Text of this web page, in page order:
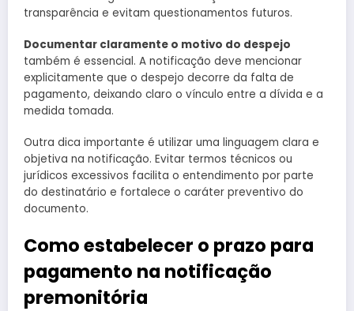
transparência e evitam questionamentos futuros.
Documentar claramente o motivo do despejo
também é essencial. A notificação deve mencionar
explicitamente que o despejo decorre da falta de
pagamento, deixando claro o vínculo entre a dívida e a
medida tomada.
Outra dica importante é utilizar uma linguagem clara e
objetiva na notificação. Evitar termos técnicos ou
jurídicos excessivos facilita o entendimento por parte
do destinatário e fortalece o caráter preventivo do
documento.
Como estabelecer o prazo para
pagamento na notificação
premonitória